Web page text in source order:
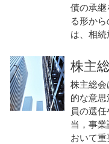
債の承継
る形か
は、相
株主
株主総会
的な意
員の選
当，事
おいて